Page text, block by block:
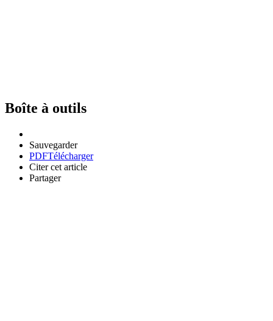
Boîte à outils
Sauvegarder
PDFTélécharger
Citer cet article
Partager